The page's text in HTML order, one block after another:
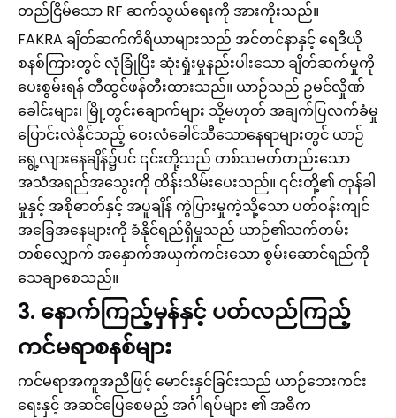
တည်ငြိမ်သော RF ဆက်သွယ်ရေးကို အားကိုးသည်။
FAKRA ချိတ်ဆက်ကိရိယာများသည် အင်တင်နာနှင့် ရေဒီယို
စနစ်ကြားတွင် လုံခြုံပြီး ဆုံးရှုံးမှုနည်းပါးသော ချိတ်ဆက်မှုကို
ပေးစွမ်းရန် တီထွင်ဖန်တီးထားသည်။ ယာဉ်သည် ဥမင်လှိုဏ်
ခေါင်းများ၊ မြို့တွင်းချောက်များ သို့မဟုတ် အချက်ပြလက်ခံမှု
ပြောင်းလဲနိုင်သည့် ဝေးလံခေါင်သီသောနေရာများတွင် ယာဉ်
ရွေ့လျားနေချိန်၌ပင် ၎င်းတို့သည် တစ်သမတ်တည်းသော
အသံအရည်အသွေးကို ထိန်းသိမ်းပေးသည်။ ၎င်းတို့၏ တုန်ခါ
မှုနှင့် အစိုဓာတ်နှင့် အပူချိန် ကွဲပြားမှုကဲ့သို့သော ပတ်ဝန်းကျင်
အခြေအနေများကို ခံနိုင်ရည်ရှိမှုသည် ယာဉ်၏သက်တမ်း
တစ်လျှောက် အနှောက်အယှက်ကင်းသော စွမ်းဆောင်ရည်ကို
သေချာစေသည်။
3. နောက်ကြည့်မှန်နှင့် ပတ်လည်ကြည့်
ကင်မရာစနစ်များ
ကင်မရာအကူအညီဖြင့် မောင်းနှင်ခြင်းသည် ယာဉ်ဘေးကင်း
ရေးနှင့် အဆင်ပြေစေမည့် အင်္ဂါရပ်များ ၏ အဓိက